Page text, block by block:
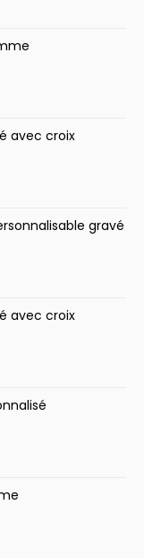
avec croix
gravé
avec croix